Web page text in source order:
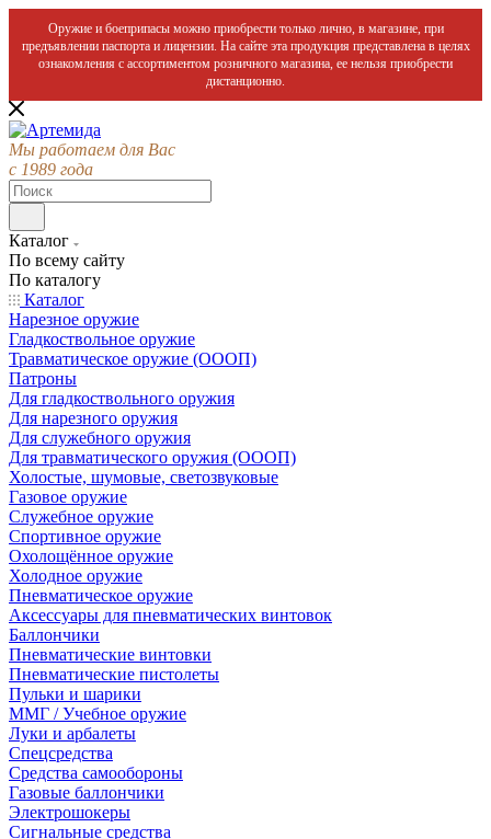
Оружие и боеприпасы можно приобрести только лично, в магазине, при
предъявлении паспорта и лицензии. На сайте эта продукция представлена в целях
ознакомления с ассортиментом розничного магазина, ее нельзя приобрести
дистанционно.
Мы работаем для Вас
с 1989 года
Каталог
По всему сайту
По каталогу
Каталог
Нарезное оружие
Гладкоствольное оружие
Травматическое оружие (ОООП)
Патроны
Для гладкоствольного оружия
Для нарезного оружия
Для служебного оружия
Для травматического оружия (ОООП)
Холостые, шумовые, светозвуковые
Газовое оружие
Служебное оружие
Спортивное оружие
Охолощённое оружие
Холодное оружие
Пневматическое оружие
Аксессуары для пневматических винтовок
Баллончики
Пневматические винтовки
Пневматические пистолеты
Пульки и шарики
ММГ / Учебное оружие
Луки и арбалеты
Спецсредства
Средства самообороны
Газовые баллончики
Электрошокеры
Сигнальные средства